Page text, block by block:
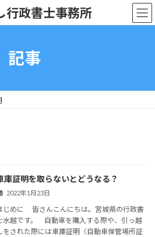
行政書士事務所
記事
庫証明を取らないとどうなる？
2022年1月23日
じめに 皆さんこんにちは。宮城県の行政書
水越です。 自動車を購入する際や、引っ越
をされた際には車庫証明（自動車保管場所証